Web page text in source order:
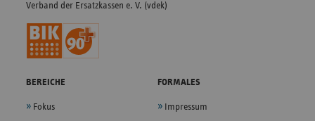
Verband der Ersatzkassen e. V. (vdek)
BEREICHE
Fokus
FORMALES
Impressum